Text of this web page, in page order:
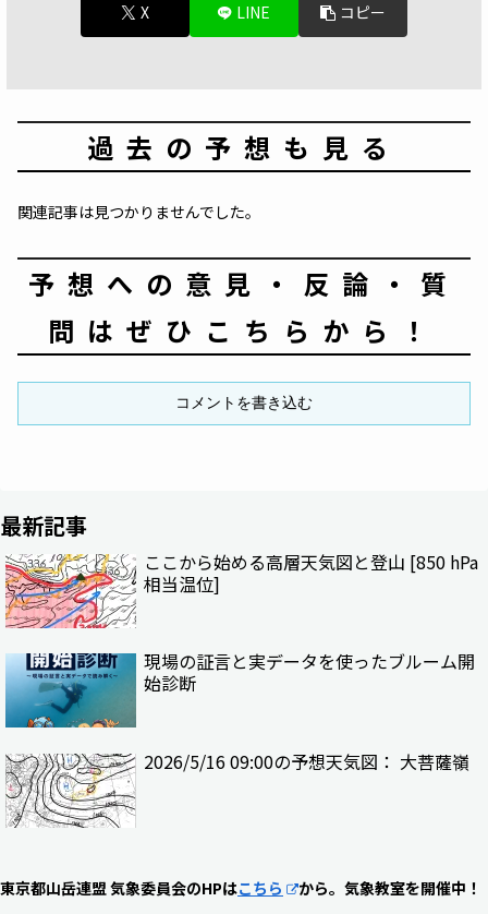
X
LINE コピー
過去の予想も見る
関連記事は見つかりませんでした。
予想への意見・反論・質
問はぜひこちらから！
コメントを書き込む
最新記事
ここから始める高層天気図と登山 [850 hPa
相当温位]
現場の証言と実データを使ったブルーム開
始診断
2026/5/16 09:00の予想天気図： 大菩薩嶺
東京都山岳連盟 気象委員会のHPはこちら から。気象教室を開催中！